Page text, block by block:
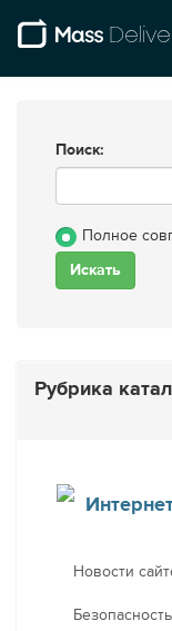
Поиск:
Полное
Рубрика
Новости
Безопасность